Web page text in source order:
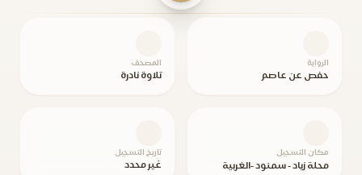
الرواية
حفص عن عاصم
المصحف
تلاوة نادرة
مكان التسجيل
محلة زياد - سمنود -الغربية
تاريخ التسجيل
غير محدد